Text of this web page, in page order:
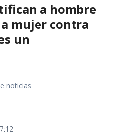
a hombre
mujer contra
un
noticias